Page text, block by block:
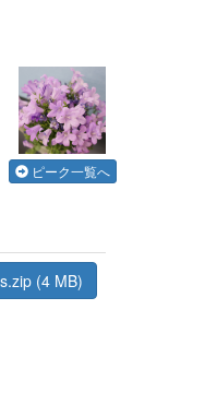
ピーク一覧へ
(4 MB)